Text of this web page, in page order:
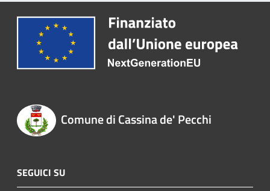
Comune di Cassina de' Pecchi
SEGUICI SU